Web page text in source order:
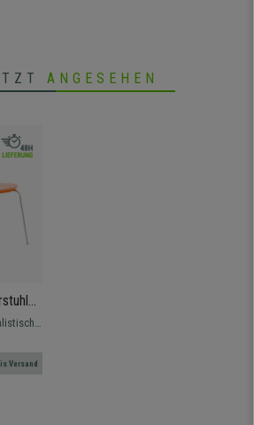
ANGESEHEN
Raum
Versand